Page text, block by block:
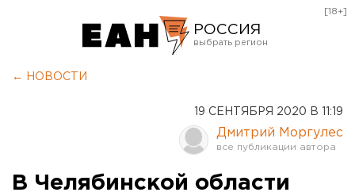
РОССИЯ
Оренбург
[18+]
← НОВОСТИ
19 СЕНТЯБРЯ 2020 В 11:19
Дмитрий Моргулес
В Челябинской области